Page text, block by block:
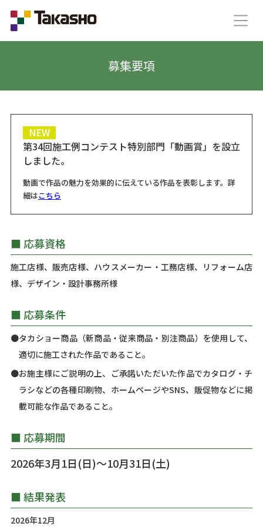
募集要項
NEW
第34回施工例コンテスト特別部門「動画賞」を設立
しました。
動画で作品の魅力を効果的に伝えている作品を表彰します。詳
細はこちら
■ 応募資格
施工店様、販売店様、ハウスメーカー・工務店様、リフォーム店
様、デザイン・設計事務所様
■ 応募条件
●タカショー商品（新商品・従来商品・別注商品）を使用して、
適切に施工された作品であること。
●お施主様にご説明の上、ご承諾いただいた作品でカタログ・チ
ラシなどの各種印刷物、ホームページやSNS、販促物などに掲
載可能な作品であること。
■ 応募期間
2026年3月1日(日)〜10月31日(土)
■ 結果発表
2026年12月